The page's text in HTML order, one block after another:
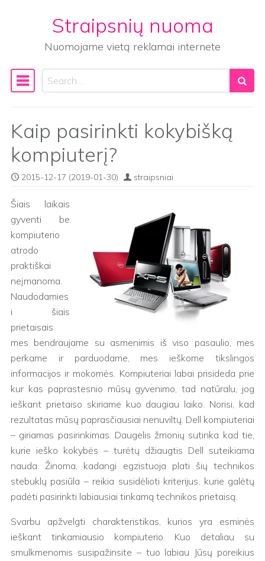
Straipsnių nuoma
Nuomojame vietą reklamai internete
Main Navigation
Search
Kaip pasirinkti kokybišką
kompiuterį?
2015-12-17 (2019-01-30) straipsniai
Šiais laikais
gyventi be
kompiuterio
atrodo
praktiškai
neįmanoma.
Naudodamies
i šiais
prietaisais
mes bendraujame su asmenimis iš viso pasaulio, mes
perkame ir parduodame, mes ieškome tikslingos
informacijos ir mokomės. Kompiuteriai labai prisideda prie
kur kas paprastesnio mūsų gyvenimo, tad natūralu, jog
ieškant prietaiso skiriame kuo daugiau laiko. Norisi, kad
rezultatas mūsų paprasčiausiai nenuviltų. Dell kompiuteriai
– giriamas pasirinkimas. Daugelis žmonių sutinka kad tie,
kurie ieško kokybės – turėtų džiaugtis Dell suteikiama
nauda. Žinoma, kadangi egzistuoja plati šių technikos
stebuklų pasiūla – reikia susidėlioti kriterijus, kurie galėtų
padėti pasirinkti labiausiai tinkamą technikos prietaisą.
Svarbu apžvelgti charakteristikas, kurios yra esminės
ieškant tinkamiausio kompiuterio. Kuo detaliau su
smulkmenomis susipažinsite – tuo labiau Jūsų poreikius